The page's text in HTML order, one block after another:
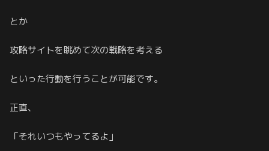
とか
攻略サイトを眺めて次の戦略を考える
といった行動を行うことが可能です。
正直、
「それいつもやってるよ」